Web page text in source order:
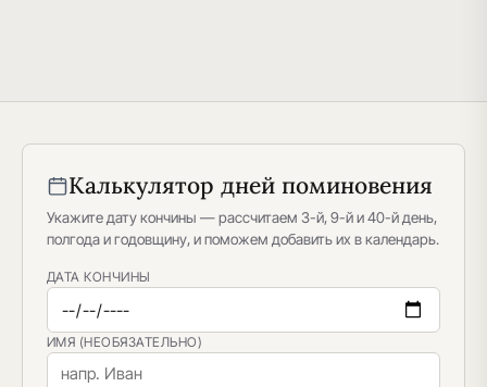
Калькулятор дней поминовения
Укажите дату кончины — рассчитаем 3-й, 9-й и 40-й день,
полгода и годовщину, и поможем добавить их в календарь.
ДАТА КОНЧИНЫ
ИМЯ (НЕОБЯЗАТЕЛЬНО)